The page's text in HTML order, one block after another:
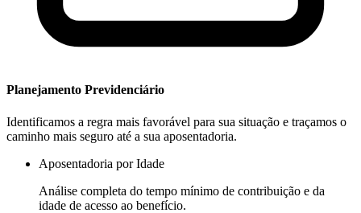
Planejamento Previdenciário
Identificamos a regra mais favorável para sua situação e traçamos o
caminho mais seguro até a sua aposentadoria.
Aposentadoria por Idade
Análise completa do tempo mínimo de contribuição e da
idade de acesso ao benefício.